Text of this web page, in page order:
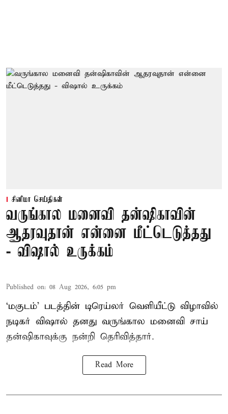
சினிமா செய்திகள்
வருங்கால மனைவி தன்ஷிகாவின்
ஆதரவுதான் என்னை மீட்டெடுத்தது
- விஷால் உருக்கம்
Published on: 08 Aug 2026, 6:05 pm
‘மகுடம்’ படத்தின் டிரெய்லர் வெளியீட்டு விழாவில்
நடிகர் விஷால் தனது வருங்கால மனைவி சாய்
தன்ஷிகாவுக்கு நன்றி தெரிவித்தார்.
Read More